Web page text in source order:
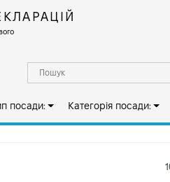
посади: Категорія посади: